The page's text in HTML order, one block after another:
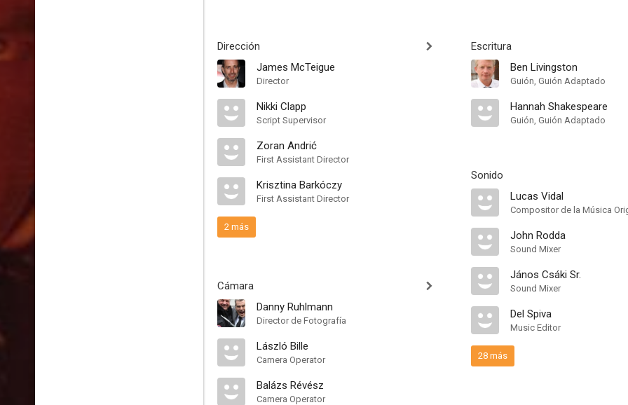
Dirección
James McTeigue
Director
Nikki Clapp
Script Supervisor
Zoran Andrić
First Assistant Director
Krisztina Barkóczy
First Assistant Director
2 más
Cámara
Danny Ruhlmann
Director de Fotografía
László Bille
Camera Operator
Balázs Révész
Camera Operator
Escritura
Ben Livingston
Guión, Guión Adaptado
Hannah Shakespeare
Guión, Guión Adaptado
Sonido
Lucas Vidal
Compositor de la Música
John Rodda
Sound Mixer
János Csáki Sr.
Sound Mixer
Del Spiva
Music Editor
28 más